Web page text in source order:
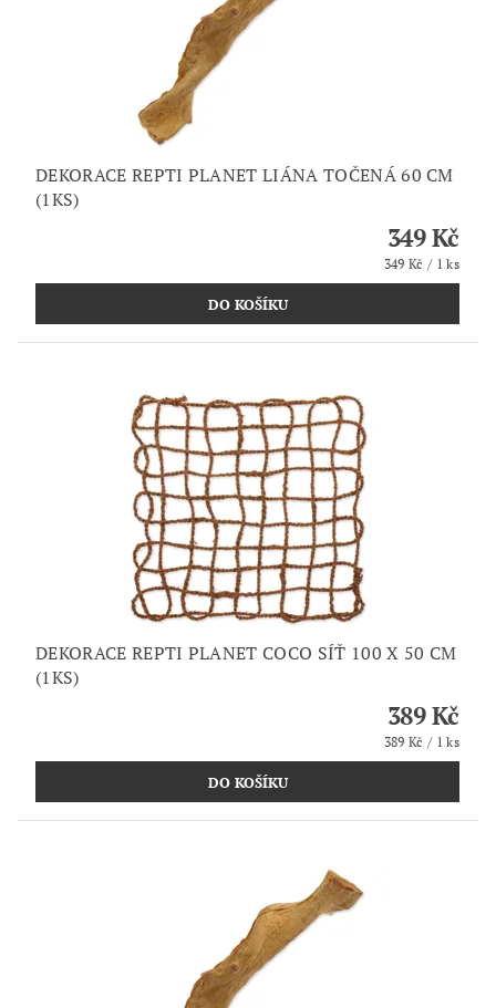
DEKORACE REPTI PLANET LIÁNA TOČENÁ 60 CM
(1KS)
349 Kč
349 Kč / 1 ks
DEKORACE REPTI PLANET COCO SÍŤ 100 X 50 CM
(1KS)
389 Kč
389 Kč / 1 ks